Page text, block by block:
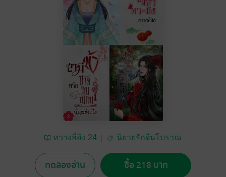
หวางลี่อิง 24 นิยายรักจีนโบราณ
ทดลองอ่าน ซื้อ 218 บาท